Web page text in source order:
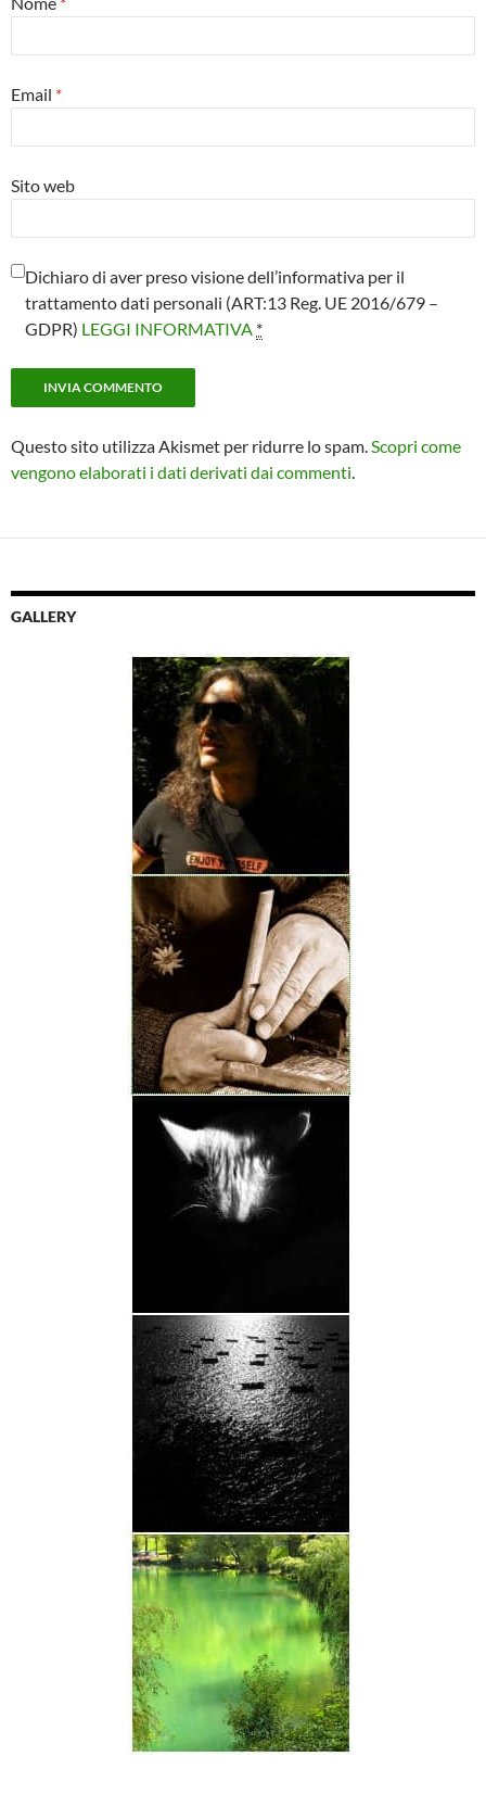
Email *
Sito web
Dichiaro di aver preso visione dell’informativa per il
trattamento dati personali (ART:13 Reg. UE 2016/679 –
GDPR) LEGGI INFORMATIVA *
Questo sito utilizza Akismet per ridurre lo spam.Scopri come
vengono elaborati i dati derivati dai commenti.
GALLERY